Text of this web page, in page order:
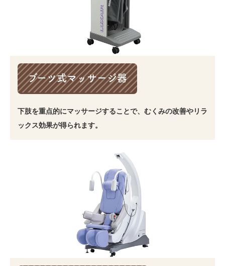
ブーツ式マッサージ器
下肢を重点的にマッサージすることで、むくみの改善やリラ
ックス効果が得られます。